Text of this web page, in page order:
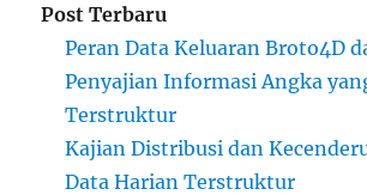
Post Terbaru
Peran Data Keluaran Broto4D
Penyajian Informasi Angka
Terstruktur
Kajian Distribusi dan
Data Harian Terstruktur